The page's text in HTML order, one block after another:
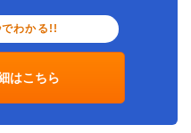
わかる!!
はこちら